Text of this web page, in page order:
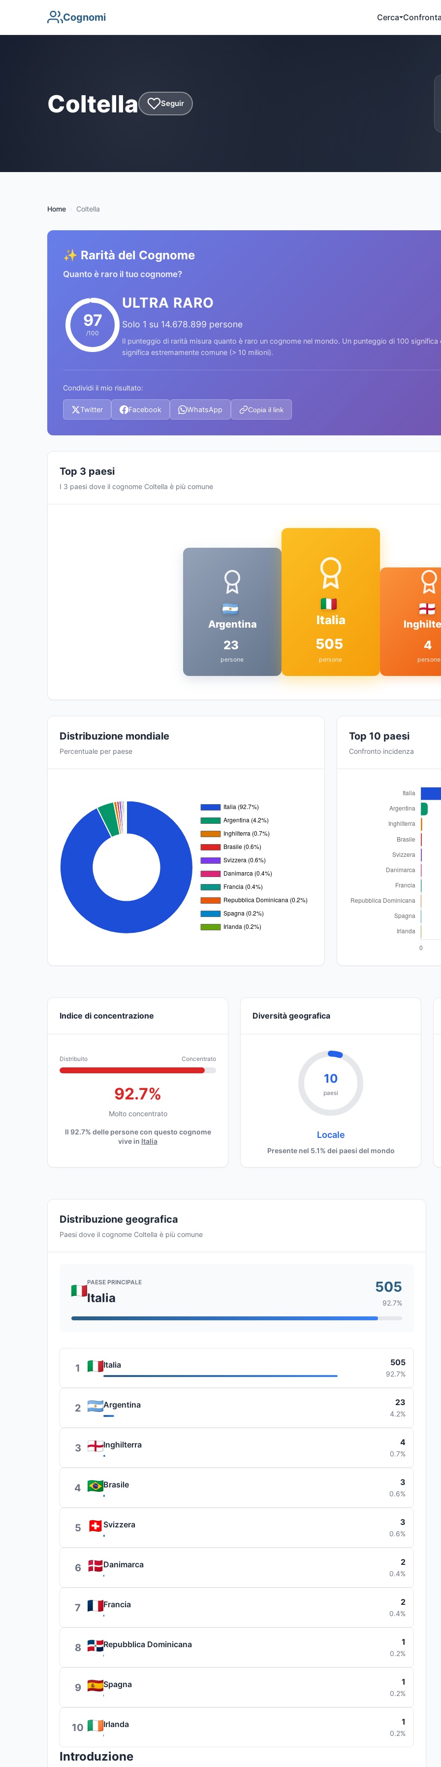
Cognomi Cerca
Coltella Seguir
Home Coltella
✨ Rarità del Cognome
Quanto è raro il tuo cognome?
97
/100
ULTRA RARO
Solo 1 su 14.678.899 persone
Il punteggio di rarità misura quanto è raro un cognome nel mondo. Un punteggio di 100
significa estremamente comune (> 10 milioni).
Condividi il mio risultato:
Twitter Facebook WhatsApp Copia il link
Top 3 paesi
I 3 paesi dove il cognome Coltella è più comune
Argentina
23
persone
Italia
505
persone
4
persone
Distribuzione mondiale
Percentuale per paese
Top 10 paesi
Confronto incidenza
Indice di concentrazione
Distribuito Concentrato
92.7%
Molto concentrato
Il 92.7% delle persone con questo cognome
vive in Italia
Diversità geografica
10
paesi
Locale
Presente nel 5.1% dei paesi del mondo
Distribuzione geografica
Paesi dove il cognome Coltella è più comune
PAESE PRINCIPALE
Italia
505
92.7%
1 Italia 505
92.7%
2 Argentina 23
4.2%
3 Inghilterra 4
0.7%
4 Brasile 3
0.6%
5 Svizzera 3
0.6%
6 Danimarca 2
0.4%
7 Francia 2
0.4%
8 Repubblica Dominicana 1
0.2%
9 Spagna 1
0.2%
10 Irlanda 1
0.2%
Introduzione